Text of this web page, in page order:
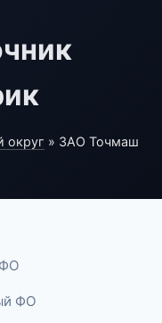
округ » ЗАО Точмаш
ФО